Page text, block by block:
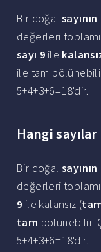
Bir doğal sayının
değerleri toplamı
sayı 9 ile
ile tam
5+4+3+6=18'dir.
Hangi
Bir doğal sayının
değerleri toplamı
9 ile kalansız (
tam bölünebilir.
5+4+3+6=18'dir.